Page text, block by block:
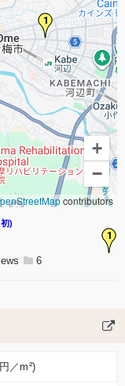
1
+
−
contributors
1
)
6
／m²)